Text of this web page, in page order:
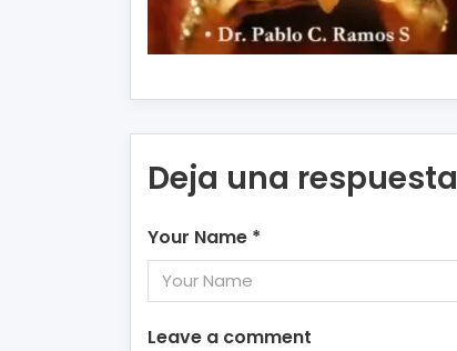
Deja una respuesta
Your Name *
Leave a comment